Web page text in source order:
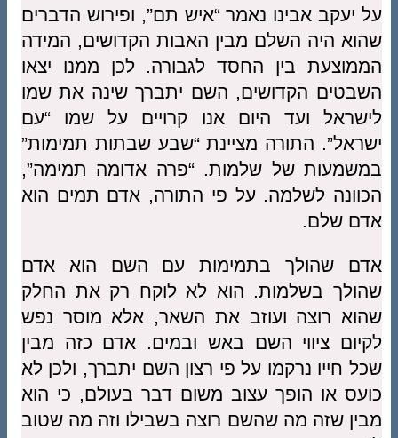
על יעקב אבינו נאמר “איש תם”, ופירוש הדברים
שהוא היה השלם מבין האבות הקדושים, המידה
הממוצעת בין החסד לגבורה. לכן ממנו יצאו
השבטים הקדושים, השם יתברך שינה את שמו
לישראל ועד היום אנו קרויים על שמו “עם
ישראל”. התורה מציינת “שבע שבתות תמימות”
במשמעות של שלמות. “פרה אדומה תמימה”,
הכוונה לשלמה. על פי התורה, אדם תמים הוא
אדם שלם.
אדם שהולך בתמימות עם השם הוא אדם
שהולך בשלמות. הוא לא לוקח רק את החלק
שהוא רוצה ועוזב את השאר, אלא מוסר נפש
לקיום ציווי השם באש ובמים. אדם כזה מבין
שכל חייו נרקמו על פי רצון השם יתברך, ולכן לא
כועס או הופך עצוב משום דבר בעולם, כי הוא
מבין שזה מה שהשם רוצה בשבילו וזה מה שטוב